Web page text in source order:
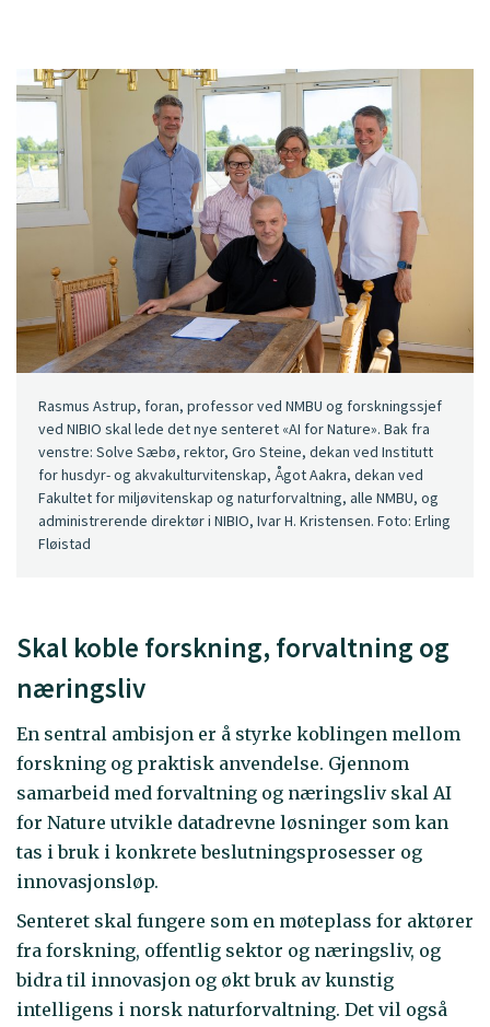
Rasmus Astrup, foran, professor ved NMBU og forskningssjef
ved NIBIO skal lede det nye senteret «AI for Nature». Bak fra
venstre: Solve Sæbø, rektor, Gro Steine, dekan ved Institutt
for husdyr- og akvakulturvitenskap, Ågot Aakra, dekan ved
Fakultet for miljøvitenskap og naturforvaltning, alle NMBU, og
administrerende direktør i NIBIO, Ivar H. Kristensen. Foto: Erling
Fløistad
Skal koble forskning, forvaltning og
næringsliv
En sentral ambisjon er å styrke koblingen mellom
forskning og praktisk anvendelse. Gjennom
samarbeid med forvaltning og næringsliv skal AI
for Nature utvikle datadrevne løsninger som kan
tas i bruk i konkrete beslutningsprosesser og
innovasjonsløp.
Senteret skal fungere som en møteplass for aktører
fra forskning, offentlig sektor og næringsliv, og
bidra til innovasjon og økt bruk av kunstig
intelligens i norsk naturforvaltning. Det vil også